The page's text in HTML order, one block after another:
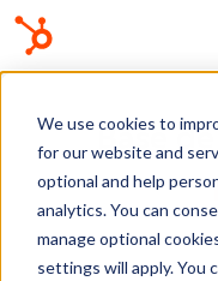
We use cookies to
for our website and
optional and help
analytics. You can
manage optional
settings will apply. You
Base